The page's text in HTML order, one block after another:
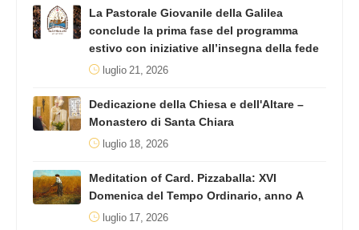
La Pastorale Giovanile della Galilea
conclude la prima fase del programma
estivo con iniziative all’insegna della fede
luglio 21, 2026
Dedicazione della Chiesa e dell'Altare –
Monastero di Santa Chiara
luglio 18, 2026
Meditation of Card. Pizzaballa: XVI
Domenica del Tempo Ordinario, anno A
luglio 17, 2026